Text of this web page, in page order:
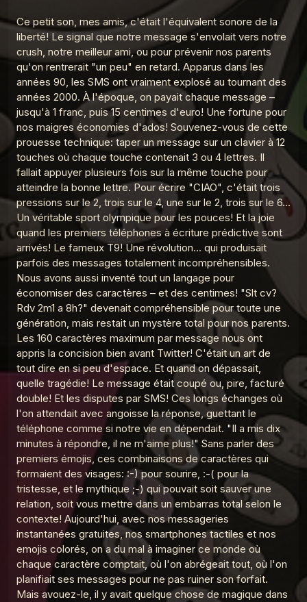
La Madeleine du Graal MDG 5 Le Discman
La Madeleine du Graal MDG 4 Le Minitel
La Madeleine du Graal
MDG 3 Le Club
Dorothée
La Madeleine du Graal MDG 2 Le Walkman
5
MDG 20 Télécommande universelle
La Madeleine du Graal
6
MDG 19 Cartes à collectionner
La Madeleine du Graal
7
MDG 18 Le stylo 4 couleurs
La Madeleine du Graal
8
MDG 17 VHS
La Madeleine du Graal
MDG 16 Talkie Walkie
La Madeleine du Graal
10
MDG 15 Téléréalité
La Madeleine du Graal
MDG 14 Le téléphone fixe
La Madeleine du Graal
12
MDG 13 Chair de poule
La Madeleine du Graal
13
MDG 9 Les rollers
La Madeleine du Graal
14
MDG 8 La Gameboy
La Madeleine du Graal
15
MDG 7 Le téléachat
La Madeleine du Graal
MDG 6 Les Pokemons
La Madeleine du Graal
17
MDG 5 Le Discman
La Madeleine du Graal
18
MDG 4 Le Minitel
La Madeleine du Graal
19
MDG 3 Le Club Dorothée
La Madeleine du Graal
Ce petit son, mes amis, c'était l'équivalent sonore de la
liberté! Le signal que notre message s'envolait vers notre
crush, notre meilleur ami, ou pour prévenir nos parents
qu'on rentrerait "un peu" en retard. Apparus dans les
années 90, les SMS ont vraiment explosé au tournant des
années 2000. À l'époque, on payait chaque message –
jusqu'à 1 franc, puis 15 centimes d'euro! Une fortune pour
nos maigres économies d'ados! Souvenez-vous de cette
prouesse technique: taper un message sur un clavier à 12
touches où chaque touche contenait 3 ou 4 lettres. Il
fallait appuyer plusieurs fois sur la même touche pour
atteindre la bonne lettre. Pour écrire "CIAO", c'était trois
pressions sur le 2, trois sur le 4, une sur le 2, trois sur le 6...
Un véritable sport olympique pour les pouces! Et la joie
quand les premiers téléphones à écriture prédictive sont
arrivés! Le fameux T9! Une révolution... qui produisait
parfois des messages totalement incompréhensibles.
Nous avons aussi inventé tout un langage pour
économiser des caractères – et des centimes! "Slt cv?
Rdv 2m1 a 8h?" devenait compréhensible pour toute une
génération, mais restait un mystère total pour nos parents.
Les 160 caractères maximum par message nous ont
appris la concision bien avant Twitter! C'était un art de
tout dire en si peu d'espace. Et quand on dépassait,
quelle tragédie! Le message était coupé ou, pire, facturé
double! Et les disputes par SMS! Ces longs échanges où
l'on attendait avec angoisse la réponse, guettant le
téléphone comme si notre vie en dépendait. "Il a mis dix
minutes à répondre, il ne m'aime plus!" Sans parler des
premiers émojis, ces combinaisons de caractères qui
formaient des visages: :-) pour sourire, :-( pour la
tristesse, et le mythique ;-) qui pouvait soit sauver une
relation, soit vous mettre dans un embarras total selon le
contexte! Aujourd'hui, avec nos messageries
instantanées gratuites, nos smartphones tactiles et nos
emojis colorés, on a du mal à imaginer ce monde où
chaque caractère comptait, où l'on abrégeait tout, où l'on
planifiait ses messages pour ne pas ruiner son forfait.
Mais avouez-le, il y avait quelque chose de magique dans